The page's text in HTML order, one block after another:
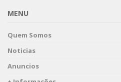
MENU
Quem Somos
Noticias
Anuncios